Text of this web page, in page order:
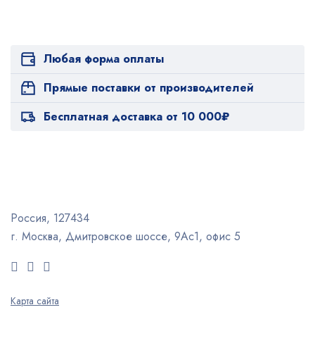
Любая форма оплаты
Прямые поставки от производителей
Бесплатная доставка от 10 000₽
Россия, 127434
г. Москва, Дмитровское шоссе, 9Ас1, офис 5
Карта сайта